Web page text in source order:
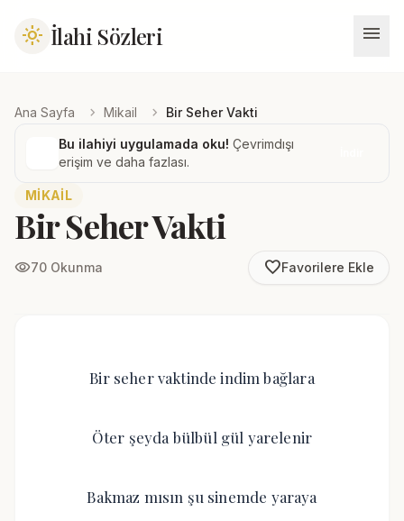
light_mode İlahi Sözleri menu
Ana Sayfa chevron_right Mikail chevron_right Bir Seher Vakti
Bu ilahiyi uygulamada oku! Çevrimdışı
erişim ve daha fazlası.
MIKAIL
Bir Seher Vakti
visibility70 Okunma favorite_borderFavorilere Ekle
Bir seher vaktinde indim bağlara
Öter şeyda bülbül gül yarelenir
Bakmaz mısın şu sinemde yaraya